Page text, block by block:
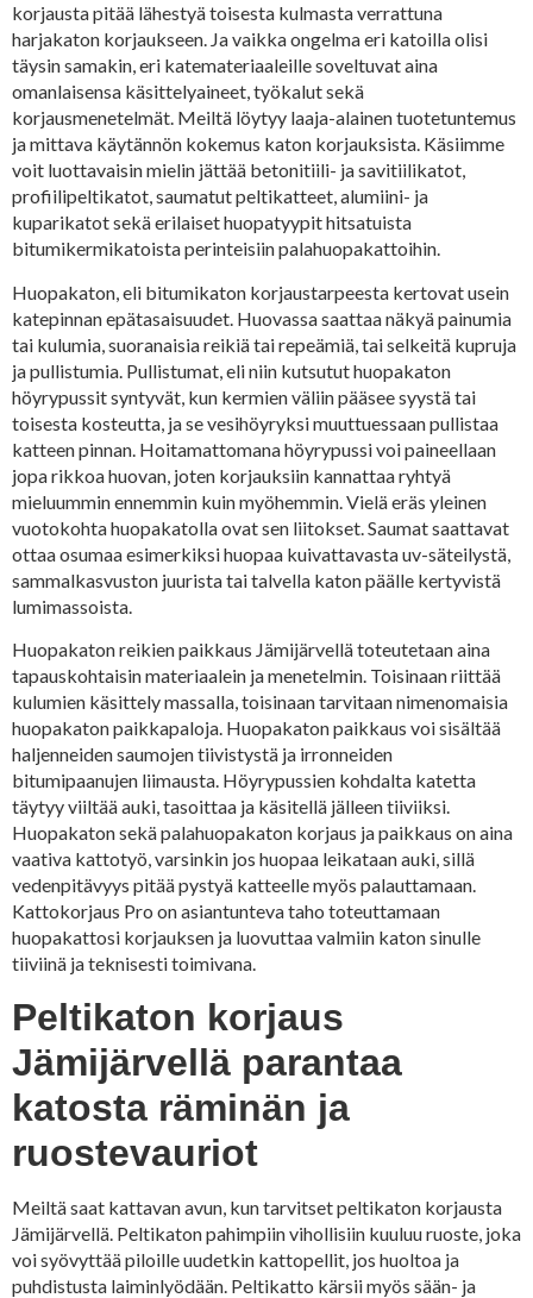
korjausta pitää lähestyä toisesta kulmasta verrattuna
harjakaton korjaukseen. Ja vaikka ongelma eri katoilla olisi
täysin samakin, eri katemateriaaleille soveltuvat aina
omanlaisensa käsittelyaineet, työkalut sekä
korjausmenetelmät. Meiltä löytyy laaja-alainen tuotetuntemus
ja mittava käytännön kokemus katon korjauksista. Käsiimme
voit luottavaisin mielin jättää betonitiili- ja savitiilikatot,
profiilipeltikatot, saumatut peltikatteet, alumiini- ja
kuparikatot sekä erilaiset huopatyypit hitsatuista
bitumikermikatoista perinteisiin palahuopakattoihin.
Huopakaton, eli bitumikaton korjaustarpeesta kertovat usein
katepinnan epätasaisuudet. Huovassa saattaa näkyä painumia
tai kulumia, suoranaisia reikiä tai repeämiä, tai selkeitä kupruja
ja pullistumia. Pullistumat, eli niin kutsutut huopakaton
höyrypussit syntyvät, kun kermien väliin pääsee syystä tai
toisesta kosteutta, ja se vesihöyryksi muuttuessaan pullistaa
katteen pinnan. Hoitamattomana höyrypussi voi paineellaan
jopa rikkoa huovan, joten korjauksiin kannattaa ryhtyä
mieluummin ennemmin kuin myöhemmin. Vielä eräs yleinen
vuotokohta huopakatolla ovat sen liitokset. Saumat saattavat
ottaa osumaa esimerkiksi huopaa kuivattavasta uv-säteilystä,
sammalkasvuston juurista tai talvella katon päälle kertyvistä
lumimassoista.
Huopakaton reikien paikkaus Jämijärvellä toteutetaan aina
tapauskohtaisin materiaalein ja menetelmin. Toisinaan riittää
kulumien käsittely massalla, toisinaan tarvitaan nimenomaisia
huopakaton paikkapaloja. Huopakaton paikkaus voi sisältää
haljenneiden saumojen tiivistystä ja irronneiden
bitumipaanujen liimausta. Höyrypussien kohdalta katetta
täytyy viiltää auki, tasoittaa ja käsitellä jälleen tiiviiksi.
Huopakaton sekä palahuopakaton korjaus ja paikkaus on aina
vaativa kattotyö, varsinkin jos huopaa leikataan auki, sillä
vedenpitävyys pitää pystyä katteelle myös palauttamaan.
Kattokorjaus Pro on asiantunteva taho toteuttamaan
huopakattosi korjauksen ja luovuttaa valmiin katon sinulle
tiiviinä ja teknisesti toimivana.
Peltikaton korjaus
Jämijärvellä parantaa
katosta räminän ja
ruostevauriot
Meiltä saat kattavan avun, kun tarvitset peltikaton korjausta
Jämijärvellä. Peltikaton pahimpiin vihollisiin kuuluu ruoste, joka
voi syövyttää piloille uudetkin kattopellit, jos huoltoa ja
puhdistusta laiminlyödään. Peltikatto kärsii myös sään- ja